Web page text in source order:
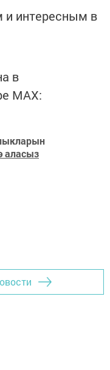
интересным в
в
MАХ:
аласыз